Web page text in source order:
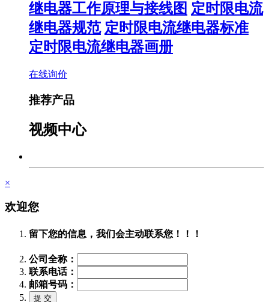
继电器工作原理与接线图 定时限电流
继电器规范 定时限电流继电器标准
定时限电流继电器画册
在线询价
推荐产品
视频中心
×
欢迎您
留下您的信息，我们会主动联系您！！！
公司全称：
联系电话：
邮箱号码：